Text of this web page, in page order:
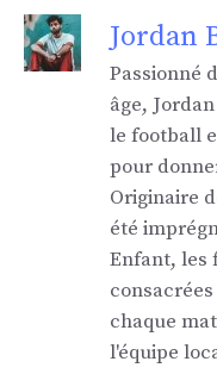
Jordan
Passionné
âge,
le football
pour
Originaire
été
Enfant, les
chaque
l'équipe